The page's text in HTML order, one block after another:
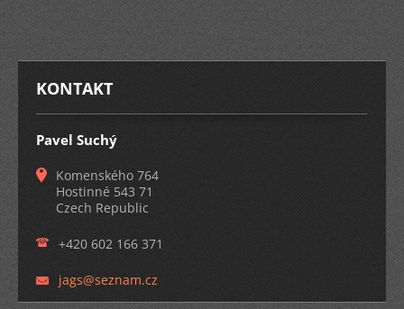
KONTAKT
Pavel Suchý
Komenského 764
Hostinné 543 71
Czech Republic
+420 602 166 371
jags@seznam.cz